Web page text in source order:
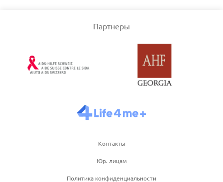
Франция
Черногория
Партнеры
Контакты
Юр. лицам
Политика конфиденциальности